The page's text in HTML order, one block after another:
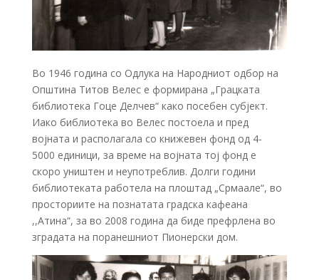
Во 1946 година со Одлука на Народниот одбор на
Општина Титов Велес е формирана „Грацката
библиотека Гоце Делчев“ како посебен субјект.
Иако библиотека во Велес постоела и пред
војната и располагала со книжевен фонд од 4-
5000 единици, за време на војната тој фонд е
скоро уништен и неупотреблив. Долги години
библиотеката работела на плоштад „Срмаале“, во
просториите на познатата градска кафеана
,,Атина“, за во 2008 година да биде префрлена во
зградата на поранешниот Пионерски дом.